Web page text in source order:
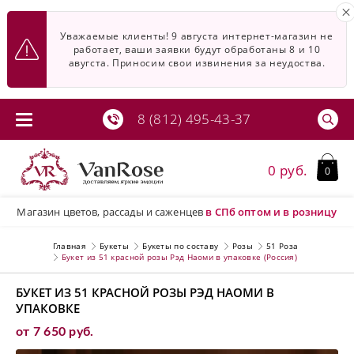
Уважаемые клиенты! 9 августа интернет-магазин не
работает, ваши заявки будут обработаны 8 и 10
авугста. Приносим свои извинения за неудоства.
8 (812) 495-43-37
Магазин цветов, рассады и саженцев в СПбоптом и в розницу
0 руб. 0
Главная Букеты Букеты по составу Розы
51 Роза
Букет из 51 красной розы Рэд Наоми в упаковке (Россия)
БУКЕТ ИЗ 51 КРАСНОЙ РОЗЫ РЭД НАОМИ В
УПАКОВКЕ
от 7 650 руб.